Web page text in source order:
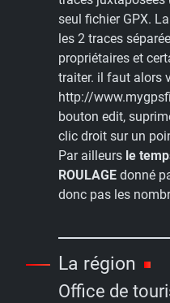
seul fichier GPX.
les 2 traces
propriétaires et
traiter. il faut alors
http://
bouton edit,
clic droit sur un
Par ailleurs le
ROULAGE donné
donc pas les
La région
Office de